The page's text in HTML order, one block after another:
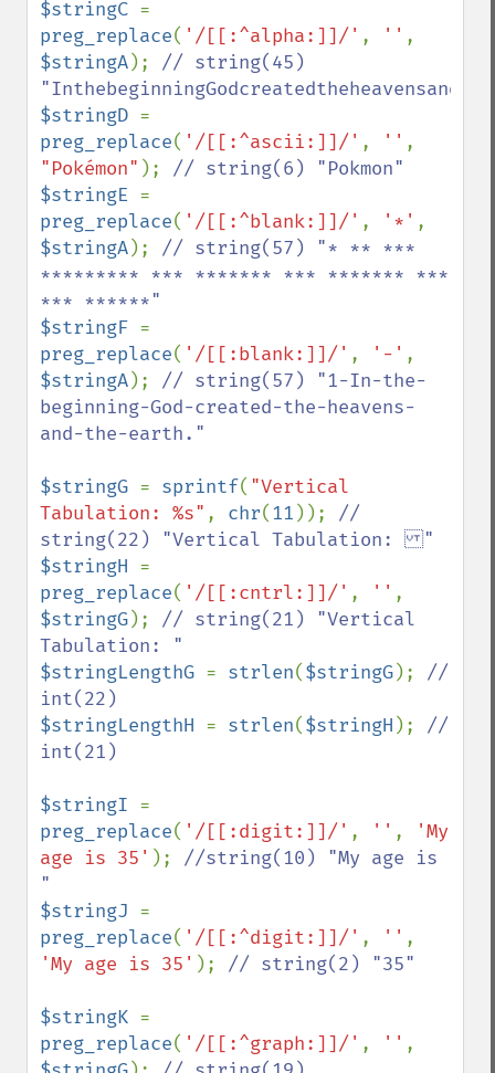
$stringC
preg_replace( '/[[:^alpha:]]/' , ''
$stringA); // string(45)
$stringD
preg_replace( '/[[:^ascii:]]/' , ''
"Pokémon" );
$stringE
preg_replace( '/[[:^blank:]]/' , '*'
$stringA); // string(57) "* ** ***
********* *** ******* *** ******* ***
$stringF
preg_replace( '/[[:blank:]]/' , '-'
$stringA); // string(57) "1-In-the-
beginning-God-created-the-heavens-
and-the-earth."
$stringG = sprintf( "Vertical
Tabulation: %s" , chr(11 )); //
$stringH
preg_replace( '/[[:cntrl:]]/' , ''
$stringG); // string(21) "Vertical
$stringLengthG = strlen($stringG); //
$stringLengthH = strlen($stringH ); //
int(21)
$stringI
preg_replace( '/[[:digit:]]/' , '' ,
'My
age is 35' ); //string(10) "My age is
$stringJ
preg_replace( '/[[:^digit:]]/' , ''
'My age is 35' ); // string(2) "35"
$stringK
preg_replace( '/[[:^graph:]]/' , ''